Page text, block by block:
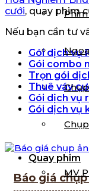
Quay phim
MV
cưới, quay phim
Nếu bạn cần tư
Gói dịch vụ
Gói combo
Trọn gói
Thuê váy
Gói dịch vụ
Gói dịch vụ
Báo giá